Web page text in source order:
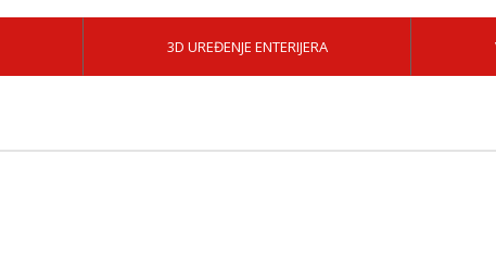
3D UREĐENJE ENTERIJERA